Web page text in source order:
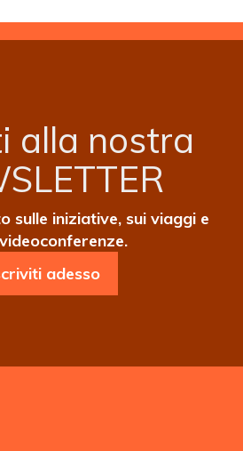
alla nostra
sulle iniziative, sui viaggi e
adesso